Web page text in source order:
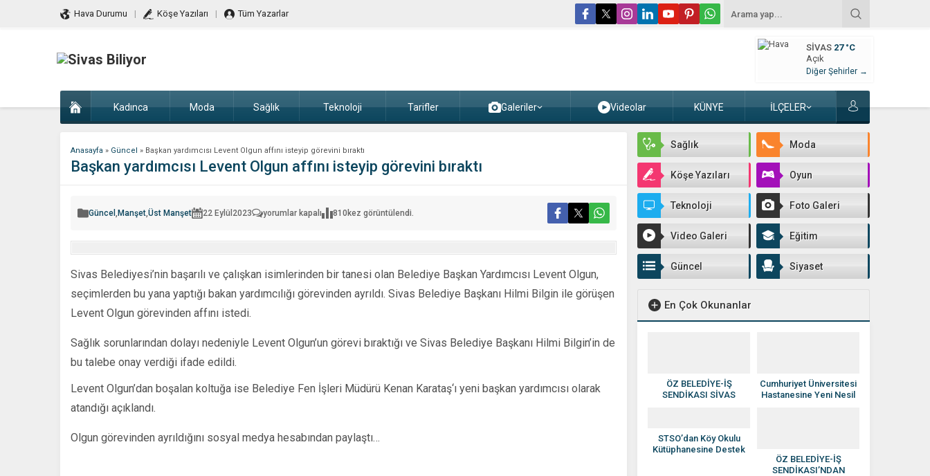
Hava Durumu Köşe Yazıları Tüm Yazarlar
SIVAS 27 °C
Açık
Diğer Şehirler →
Kadınca Moda Sağlık Teknoloji Tarifler Galeriler Videolar KÜNYE İLÇELER
Anasayfa » Güncel » Başkan yardımcısı Levent Olgun affını isteyip görevini bıraktı
Başkan yardımcısı Levent Olgun affını isteyip görevini bıraktı
Güncel , Manşet,Üst Manşet 22 Eylül 2023
Başkan
Olgun
görevini
bıraktı
için
yorumlar kapalı 810 kez görüntülendi.
Sivas Belediyesi’nin başarılı ve çalışkan isimlerinden bir tanesi olan Belediye Başkan Yardımcısı Levent Olgun,
seçimlerden bu yana yaptığı bakan yardımcılığı görevinden ayrıldı. Sivas Belediye Başkanı Hilmi Bilgin ile görüşen
Levent Olgun görevinden affını istedi.
Sağlık sorunlarından dolayı nedeniyle Levent Olgun’un görevi bıraktığı ve Sivas Belediye Başkanı Hilmi Bilgin’in de
bu talebe onay verdiği ifade edildi.
Levent Olgun’dan boşalan koltuğa ise Belediye Fen İşleri Müdürü Kenan Karataş‘ı yeni başkan yardımcısı olarak
atandığı açıklandı.
Olgun görevinden ayrıldığını sosyal medya hesabından paylaştı…
Sağlık Moda
Köşe Yazıları Oyun
Teknoloji Foto Galeri
Video Galeri Eğitim
Güncel Siyaset
En Çok Okunanlar
ÖZ BELEDİYE-İŞ
SENDİKASI SİVAS
Cumhuriyet Üniversitesi
Hastanesine Yeni Nesil
STSO’dan Köy Okulu
Kütüphanesine Destek
ÖZ BELEDİYE-İŞ
SENDİKASI’NDAN